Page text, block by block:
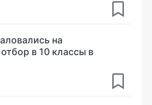
на
в 10 классы в